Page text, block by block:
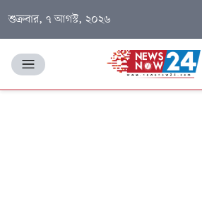
শুক্রবার, ৭ আগস্ট, ২০২৬